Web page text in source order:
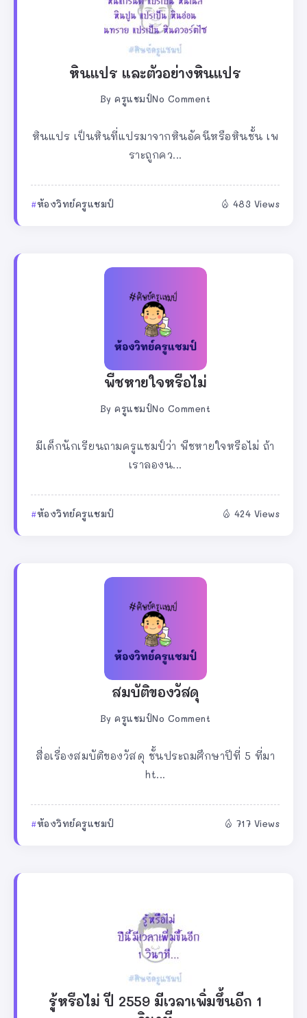
หินแปร และตัวอย่างหินแปร
By ครูแชมป์No Comment
หินแปร เป็นหินที่แปรมาจากหินอัคนีหรือหินชั้น เพ
ราะถูกคว...
ห้องวิทย์ครูแชมป์ 483 Views
พืชหายใจหรือไม่
By ครูแชมป์No Comment
มีเด็กนักเรียนถามครูแชมป์ว่า พืชหายใจหรือไม่ ถ้า
เราลองน...
ห้องวิทย์ครูแชมป์ 424 Views
สมบัติของวัสดุ
By ครูแชมป์No Comment
สื่อเรื่องสมบัติของวัสดุ ชั้นประถมศึกษาปีที่ 5 ที่มา
ht...
ห้องวิทย์ครูแชมป์ 717 Views
รู้หรือไม่ ปี 2559 มีเวลาเพิ่มขึ้นอีก 1